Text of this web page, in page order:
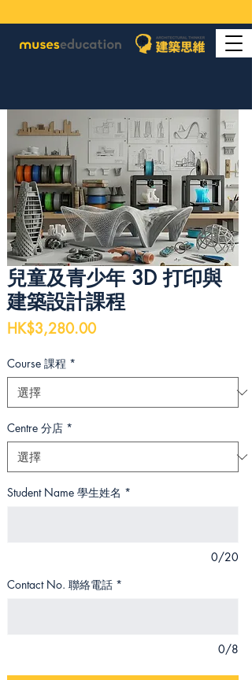
兒童及青少年 3D 打印與
建築設計課程
HK$3,280.00價
Course 課程 *
Centre 分店 *
Student Name 學生姓名 *
0/20
Contact No. 聯絡電話 *
0/8